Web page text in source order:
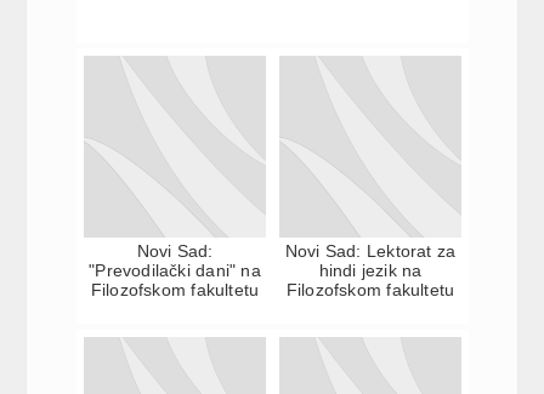
Novi Sad:
"Prevodilački dani" na
Filozofskom fakultetu
Novi Sad: Lektorat za
hindi jezik na
Filozofskom fakultetu